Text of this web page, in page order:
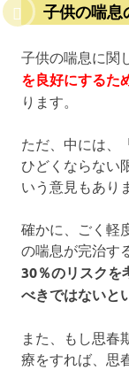
子供の喘息
子供の喘息に関
を良好にするた
ります。
ただ、中には、
ひどくならない
いう意見もあり
確かに、ごく軽
の喘息が完治す
30％のリスクを
べきではないと
また、もし思春
療をすれば、思